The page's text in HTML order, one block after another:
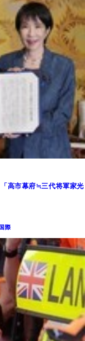
「高市幕府≒三代将軍家光
際